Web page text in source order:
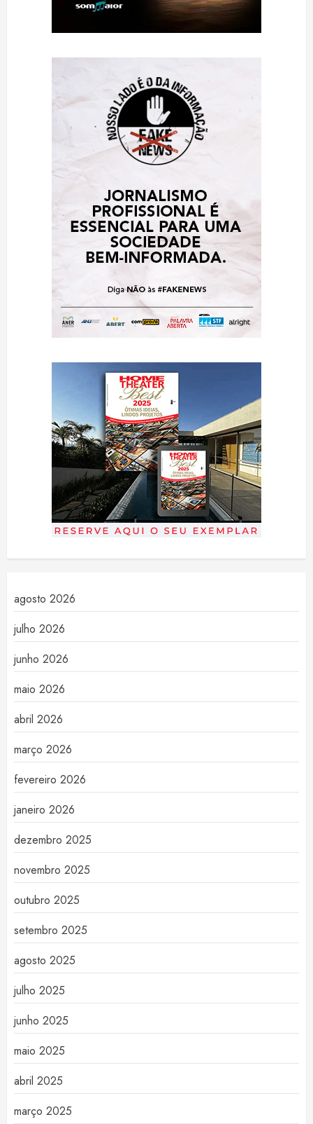
agosto 2026
julho 2026
junho 2026
maio 2026
abril 2026
março 2026
fevereiro 2026
janeiro 2026
dezembro 2025
novembro 2025
outubro 2025
setembro 2025
agosto 2025
julho 2025
junho 2025
maio 2025
abril 2025
março 2025